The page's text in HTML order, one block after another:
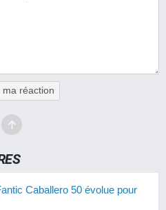
ma réaction
Caballero 50 évolue pour